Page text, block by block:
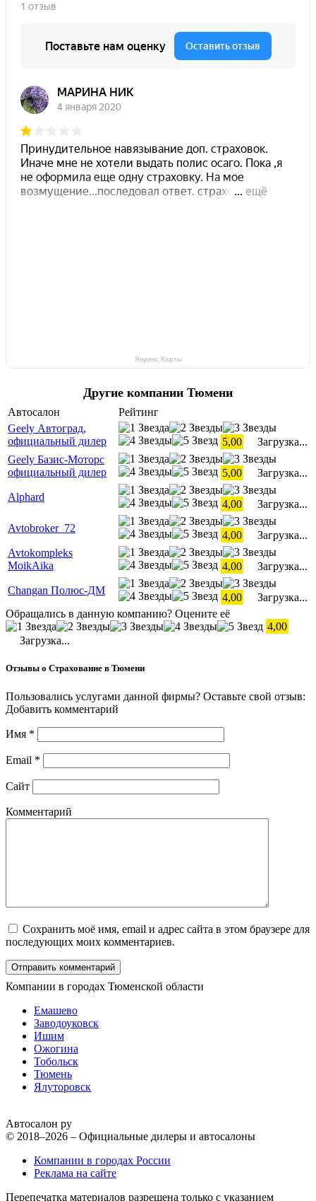
Яндекс Карты
Другие компании Тюмени
Автосалон
Рейтинг
Geely Автоград,
официальный дилер
5,00
Загрузка...
Geely Базис-Моторс
официальный дилер
5,00
Загрузка...
Alphard
4,00
Загрузка...
Avtobroker_72
4,00
Загрузка...
Avtokompleks
MoikAika
4,00
Загрузка...
Changan Полюс-ДМ
4,00
Загрузка...
Обращались в данную компанию? Оцените её
4,00
Загрузка...
Отзывы о Страхование в Тюмени
Пользовались услугами данной фирмы? Оставьте свой отзыв:
Добавить комментарий
Имя *
Email *
Сайт
Комментарий
Сохранить моё имя, email и адрес сайта в этом браузере для
последующих моих комментариев.
Компании в городах Тюменской области
Емашево
Заводоуковск
Ишим
Ожогина
Тобольск
Тюмень
Ялуторовск
Автосалон ру
© 2018–2026 – Официальные дилеры и автосалоны
Компании в городах России
Реклама на сайте
Перепечатка материалов разрешена только с указанием